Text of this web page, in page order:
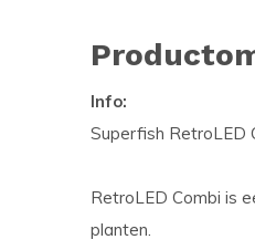
Info:
Superfish RetroLED
RetroLED Combi is
planten.